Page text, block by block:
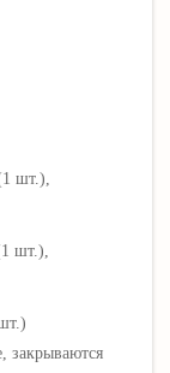
шт.),
закрываются